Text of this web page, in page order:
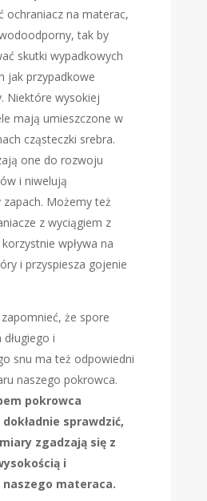
ochraniacz na materac,
tak by
skutki wypadkowych
jak przypadkowe
Niektóre wysokiej
mają umieszczone w
cząsteczki srebra.
one do rozwoju
i niwelują
Możemy też
z wyciągiem z
wpływa na
i przyspiesza gojenie
że spore
i
snu ma też odpowiedni
naszego pokrowca.
pokrowca
sprawdzić,
zgadzają się z
i
naszego materaca.